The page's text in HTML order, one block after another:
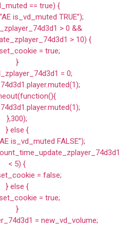
== true) {
is_vd_muted TRUE”);
> 0 &&
> 10) {
= true;
}
= 0;
},300);
} else {
is_vd_muted FALSE”);
< 5) {
= false;
} else {
= true;
}
= new_vd_volume;